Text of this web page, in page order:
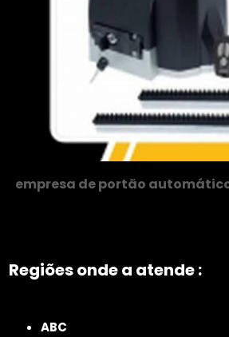
empresa de portão
Regiões onde a atende :
ABC